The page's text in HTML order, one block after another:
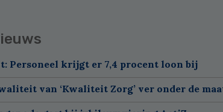
Personeel krijgt er 7,4 procent loon bij
van ‘Kwaliteit Zorg’ ver onder de